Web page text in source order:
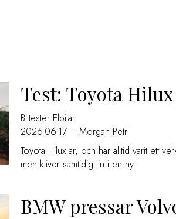
Test: Toyota
Biltester Elbilar
2026-06-17 - Morgan Petri
Toyota Hilux är, och har alltid varit ett
men kliver samtidigt in i en ny
BMW pressar